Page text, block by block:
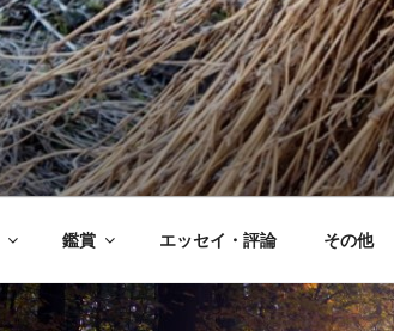
鑑賞 エッセイ・評論 その他